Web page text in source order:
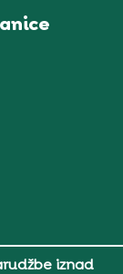
iznad